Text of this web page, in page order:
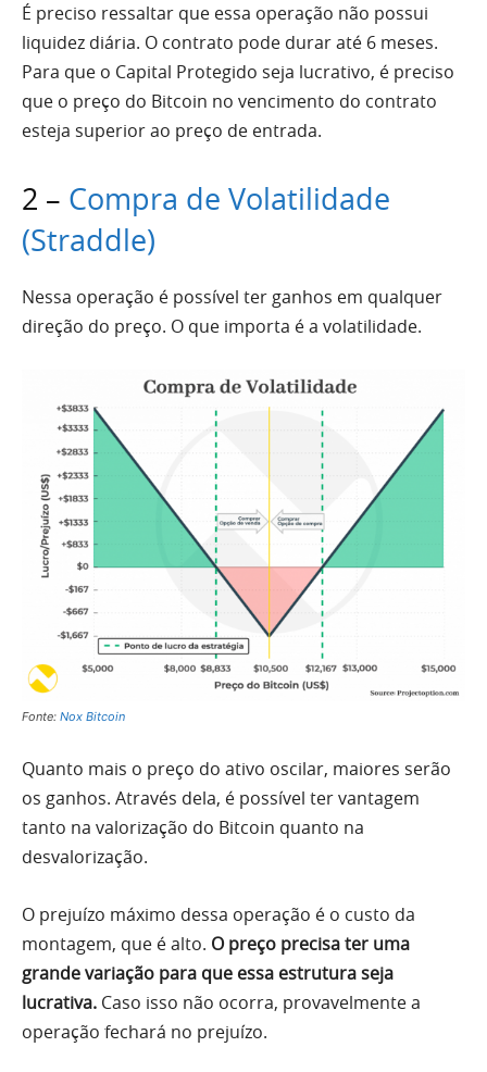
É preciso ressaltar que essa operação não possui
liquidez diária. O contrato pode durar até 6 meses.
Para que o Capital Protegido seja lucrativo, é preciso
que o preço do Bitcoin no vencimento do contrato
esteja superior ao preço de entrada.
2 – Compra de Volatilidade
(Straddle)
Nessa operação é possível ter ganhos em qualquer
direção do preço. O que importa é a volatilidade.
Fonte: Nox Bitcoin
Quanto mais o preço do ativo oscilar, maiores serão
os ganhos. Através dela, é possível ter vantagem
tanto na valorização do Bitcoin quanto na
desvalorização.
O prejuízo máximo dessa operação é o custo da
montagem, que é alto. O preço precisa ter uma
grande variação para que essa estrutura seja
lucrativa. Caso isso não ocorra, provavelmente a
operação fechará no prejuízo.